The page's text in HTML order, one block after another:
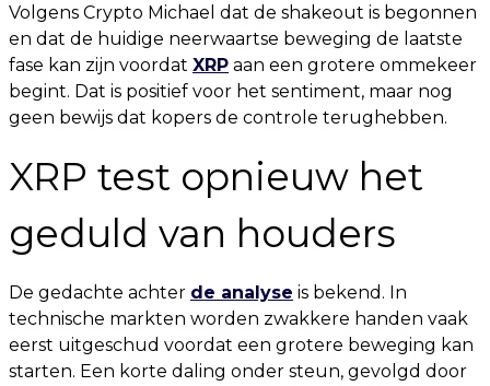
Volgens Crypto Michael dat de shakeout is begonnen
en dat de huidige neerwaartse beweging de laatste
fase kan zijn voordat XRP aan een grotere ommekeer
begint. Dat is positief voor het sentiment, maar nog
geen bewijs dat kopers de controle terughebben.
XRP test opnieuw het
geduld van houders
De gedachte achter de analyse is bekend. In
technische markten worden zwakkere handen vaak
eerst uitgeschud voordat een grotere beweging kan
starten. Een korte daling onder steun, gevolgd door